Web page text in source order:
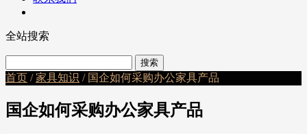
全站搜索
首页 /家具知识 / 国企如何采购办公家具产品
国企如何采购办公家具产品